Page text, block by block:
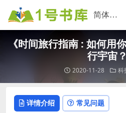
《时间旅行指南 : 如何用
行宇宙？
2020-11-28 科
详情介绍 常见问题